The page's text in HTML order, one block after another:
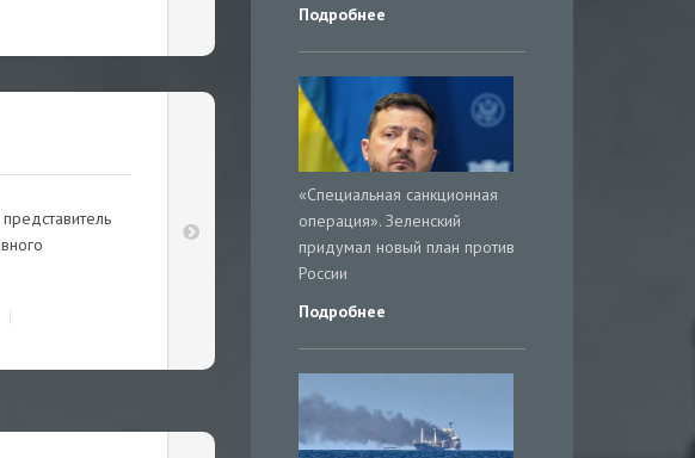
Подробнее
«Специальная санкционная
операция». Зеленский
придумал новый план против
России
Подробнее